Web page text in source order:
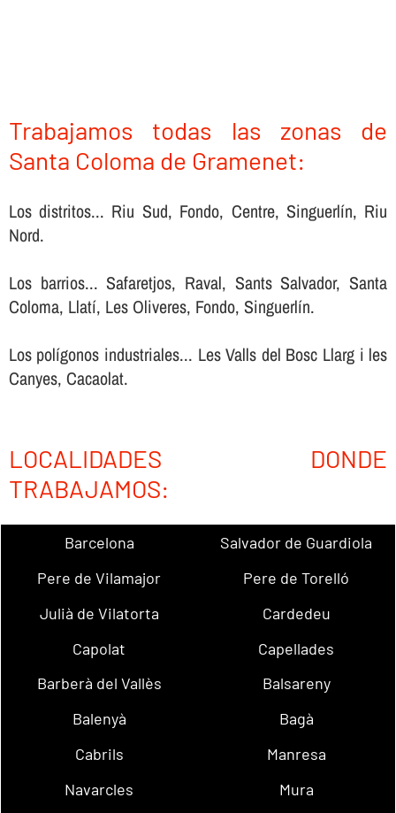
Trabajamos todas las zonas de
Santa Coloma de Gramenet:
Los distritos... Riu Sud, Fondo, Centre, Singuerlín, Riu
Nord.
Los barrios... Safaretjos, Raval, Sants Salvador, Santa
Coloma, Llatí, Les Oliveres, Fondo, Singuerlín.
Los polígonos industriales... Les Valls del Bosc Llarg i les
Canyes, Cacaolat.
LOCALIDADES DONDE
TRABAJAMOS:
Barcelona
Salvador de Guardiola
Pere de Vilamajor
Pere de Torelló
Julià de Vilatorta
Cardedeu
Capolat
Capellades
Barberà del Vallès
Balsareny
Balenyà
Bagà
Cabrils
Manresa
Navarcles
Mura